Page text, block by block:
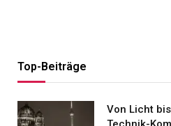
Top-Beiträge
Von Licht